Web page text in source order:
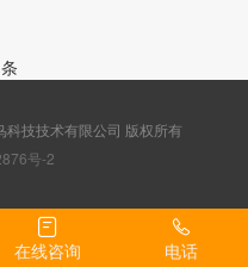
条
技技术有限公司 版权所有
号-2
在线咨询 电话